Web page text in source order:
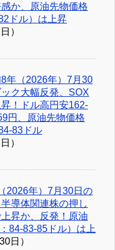
か、原油先物価格
ドル）は上昇
）
8年（2026年）7月30
ク大幅反発、SOX
！ドル高円安162-
円、原油先物価格
83ドル
）
2026年）7月30日の
導体関連株の押し
昇か、反発！原油
84-83-85ドル）は上
日）